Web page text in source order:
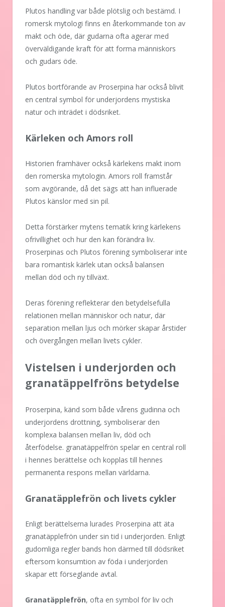
Plutos handling var både plötslig och bestämd. I
romersk mytologi finns en återkommande ton av
makt och öde, där gudarna ofta agerar med
överväldigande kraft för att forma människors
och gudars öde.
Plutos bortförande av Proserpina har också blivit
en central symbol för underjordens mystiska
natur och inträdet i dödsriket.
Kärleken och Amors roll
Historien framhäver också kärlekens makt inom
den romerska mytologin. Amors roll framstår
som avgörande, då det sägs att han influerade
Plutos känslor med sin pil.
Detta förstärker mytens tematik kring kärlekens
ofrivillighet och hur den kan förändra liv.
Proserpinas och Plutos förening symboliserar inte
bara romantisk kärlek utan också balansen
mellan död och ny tillväxt.
Deras förening reflekterar den betydelsefulla
relationen mellan människor och natur, där
separation mellan ljus och mörker skapar årstider
och övergången mellan livets cykler.
Vistelsen i underjorden och
granatäppelfröns betydelse
Proserpina, känd som både vårens gudinna och
underjordens drottning, symboliserar den
komplexa balansen mellan liv, död och
återfödelse. granatäppelfrön spelar en central roll
i hennes berättelse och kopplas till hennes
permanenta respons mellan världarna.
Granatäpplefrön och livets cykler
Enligt berättelserna lurades Proserpina att äta
granatäpplefrön under sin tid i underjorden. Enligt
gudomliga regler bands hon därmed till dödsriket
eftersom konsumtion av föda i underjorden
skapar ett förseglande avtal.
Granatäpplefrön, ofta en symbol för liv och